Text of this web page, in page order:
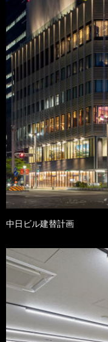
中日ビル建替計画